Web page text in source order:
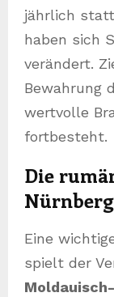
jährlich
haben sich
verändert.
Bewahrung
wertvolle
fortbesteht.
Die
Eine
spielt der